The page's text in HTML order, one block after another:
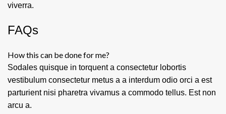
viverra.
FAQs
How this can be done for me?
Sodales quisque in torquent a consectetur lobortis
vestibulum consectetur metus a a interdum odio orci a est
parturient nisi pharetra vivamus a commodo tellus. Est non
arcu a.